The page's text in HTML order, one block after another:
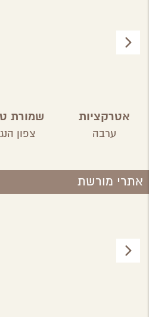
אטרקציות
בפסח בערבה
ערבה
שמורת
פורהצפון
אתרי מורשת